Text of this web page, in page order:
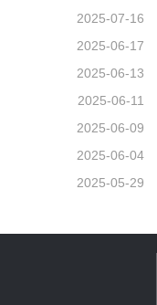
2025-07-16
2025-06-17
2025-06-13
2025-06-11
2025-06-09
2025-06-04
2025-05-29